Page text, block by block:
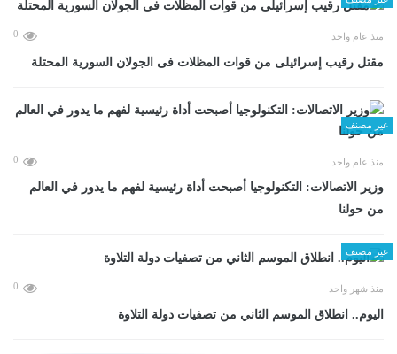
منذ عام واحد 0
مقتل رقيب إسرائيلى من قوات المظلات فى الجولان السورية المحتلة
غير مصنف
منذ عام واحد 0
وزير الاتصالات: التكنولوجيا أصبحت أداة رئيسية لفهم ما يدور في العالم
من حولنا
غير مصنف
منذ شهر واحد 0
اليوم.. انطلاق الموسم الثاني من تصفيات دولة التلاوة